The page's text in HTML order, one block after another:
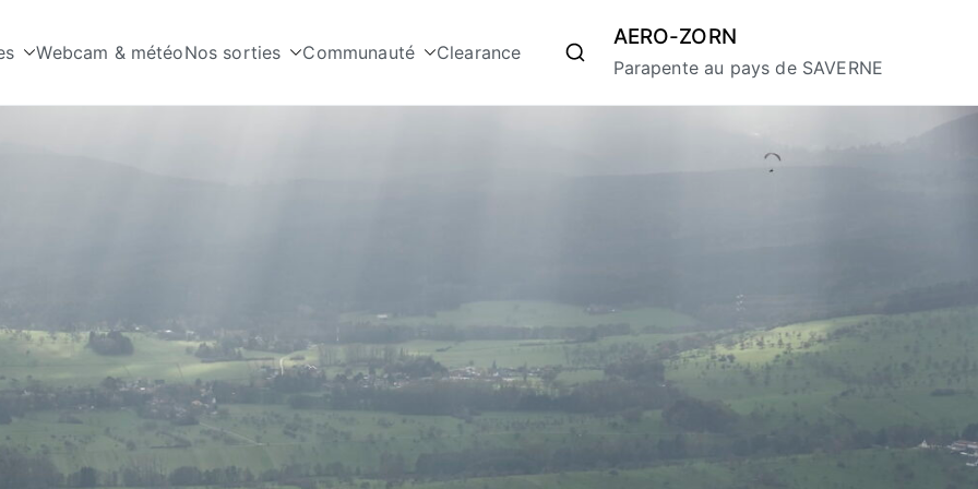
AERO-ZORN
Parapente au pays de SAVERNE
Webcam & météoNos sorties Communauté Clearance